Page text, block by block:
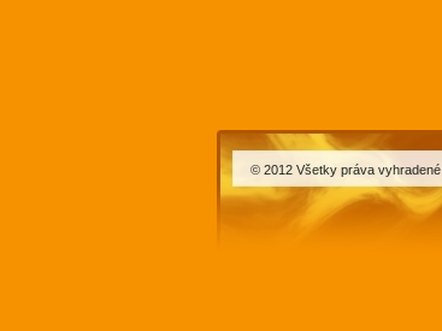
© 2012 Všetky práva vyhradené.